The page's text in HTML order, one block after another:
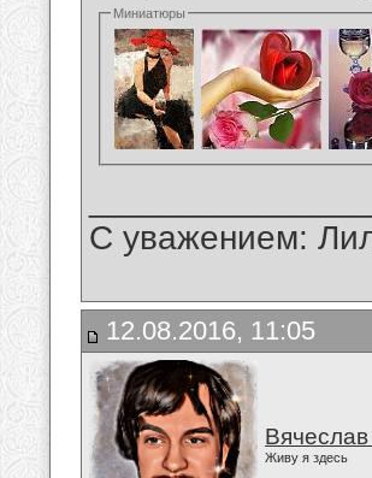
Миниатюры
С уважением:
12.08.2016, 11:05
Живу я здесь